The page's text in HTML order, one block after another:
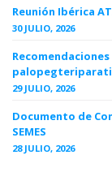
Reunión Ibérica
30 JULIO, 2026
29 JULIO, 2026
Documento de
SEMES
28 JULIO, 2026